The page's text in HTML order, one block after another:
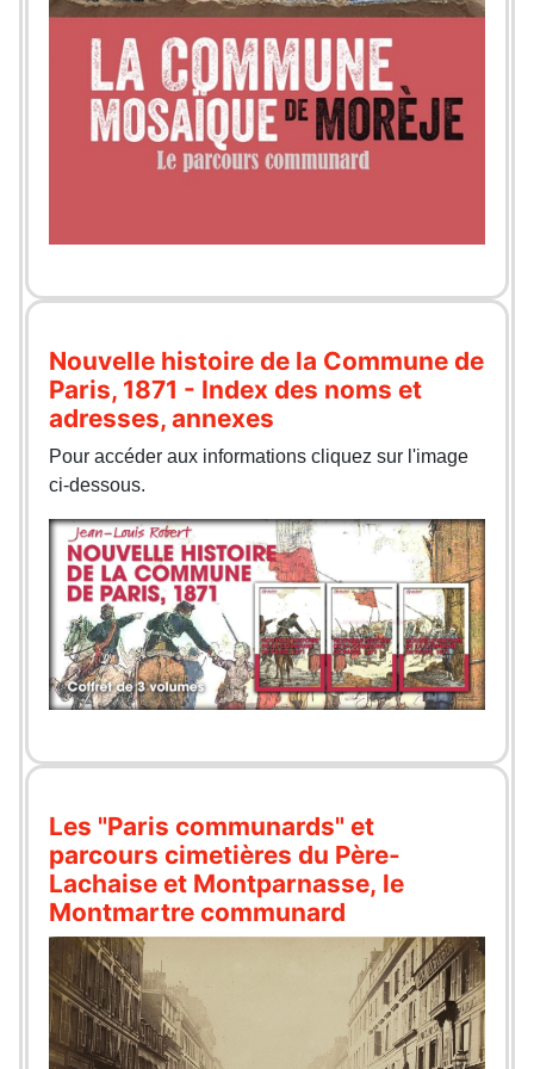
Nouvelle histoire de la Commune de
Paris, 1871 - Index des noms et
adresses, annexes
Pour accéder aux informations cliquez sur l'image
ci-dessous.
Les "Paris communards" et
parcours cimetières du Père-
Lachaise et Montparnasse, le
Montmartre communard